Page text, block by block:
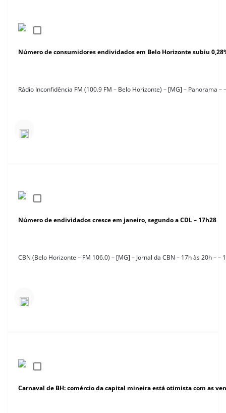
Número de consumidores endividados em Belo Horizonte subiu
Rádio Inconfidência FM (100.9 FM – Belo Horizonte) – [MG] – Panorama –
Número de endividados cresce em janeiro, segundo a CDL – 17h28
CBN (Belo Horizonte – FM 106.0) – [MG] – Jornal da CBN – 17h às 20h – –
Carnaval de BH: comércio da capital mineira está otimista com as